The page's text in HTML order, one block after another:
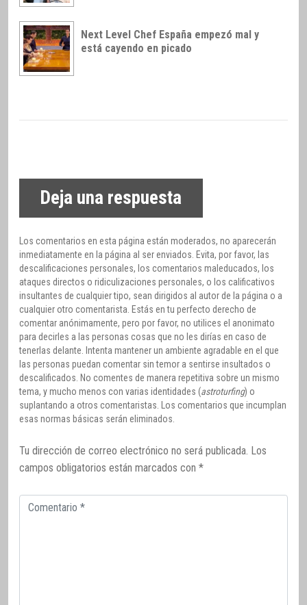
Next Level Chef España empezó mal y
está cayendo en picado
Deja una respuesta
Los comentarios en esta página están moderados, no aparecerán
inmediatamente en la página al ser enviados. Evita, por favor, las
descalificaciones personales, los comentarios maleducados, los
ataques directos o ridiculizaciones personales, o los calificativos
insultantes de cualquier tipo, sean dirigidos al autor de la página o a
cualquier otro comentarista. Estás en tu perfecto derecho de
comentar anónimamente, pero por favor, no utilices el anonimato
para decirles a las personas cosas que no les dirías en caso de
tenerlas delante. Intenta mantener un ambiente agradable en el que
las personas puedan comentar sin temor a sentirse insultados o
descalificados. No comentes de manera repetitiva sobre un mismo
tema, y mucho menos con varias identidades (astroturfing) o
suplantando a otros comentaristas. Los comentarios que incumplan
esas normas básicas serán eliminados.
Tu dirección de correo electrónico no será publicada. Los
campos obligatorios están marcados con *
Comentario